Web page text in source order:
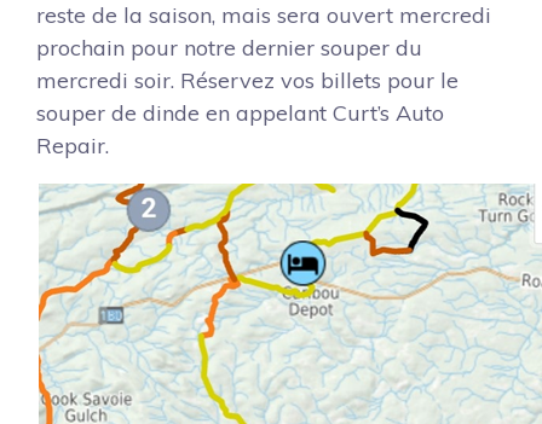
reste de la saison, mais sera ouvert mercredi
prochain pour notre dernier souper du
mercredi soir. Réservez vos billets pour le
souper de dinde en appelant Curt’s Auto
Repair.